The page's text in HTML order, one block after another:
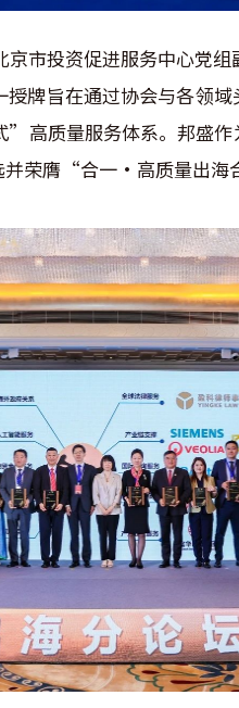
投资促进服务中心党组
牌旨在通过协会与各领
高质量服务体系。邦盛
并荣膺“合一·高质量出海